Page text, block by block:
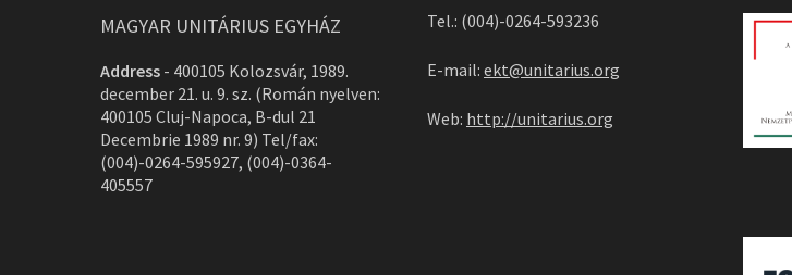
MAGYAR UNITÁRIUS EGYHÁZ
Address - 400105 Kolozsvár, 1989.
december 21. u. 9. sz. (Román nyelven:
400105 Cluj-Napoca, B-dul 21
Decembrie 1989 nr. 9) Tel/fax:
(004)-0264-595927, (004)-0364-
405557
Tel.: (004)-0264-593236
E-mail: ekt@unitarius.org
Web: http://unitarius.org